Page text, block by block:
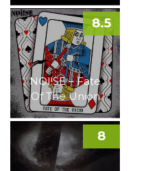
NOI!SE – Fate
Of The Union
8.5
8